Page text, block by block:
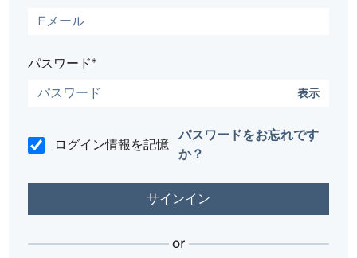
パスワード*
表示
ログイン情報を記憶
パスワードをお忘れです
か？
or